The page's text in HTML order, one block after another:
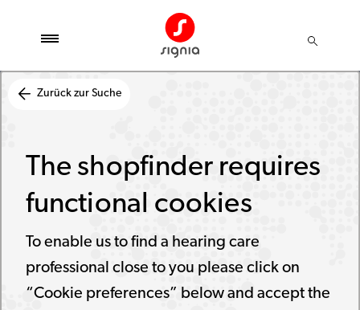
Zurück zur Suche
The shopfinder requires
functional cookies
To enable us to find a hearing care
professional close to you please click on
“Cookie preferences” below and accept the